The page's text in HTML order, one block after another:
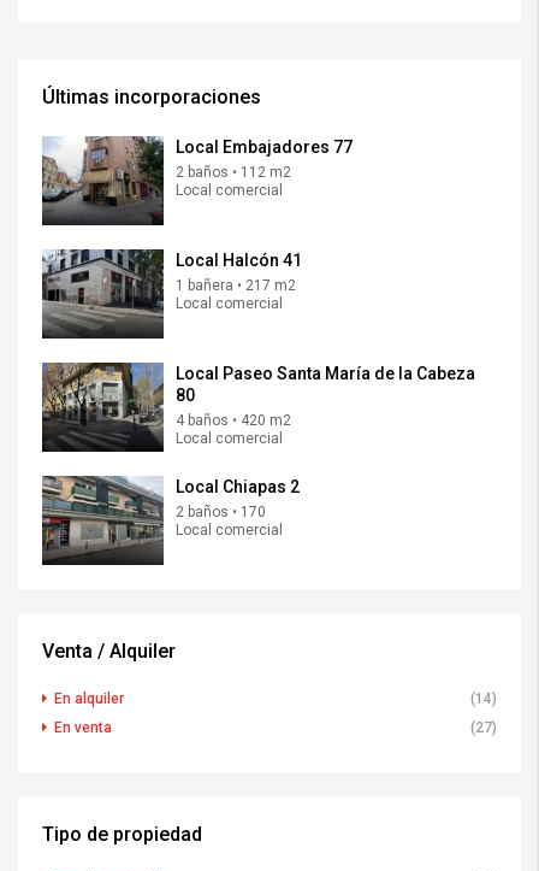
Últimas incorporaciones
Local Embajadores 77
2 baños • 112 m2
Local comercial
Local Halcón 41
1 bañera • 217 m2
Local comercial
Local Paseo Santa María de la Cabeza
80
4 baños • 420 m2
Local comercial
Local Chiapas 2
2 baños • 170
Local comercial
Venta / Alquiler
En alquiler
(14)
En venta
(27)
Tipo de propiedad